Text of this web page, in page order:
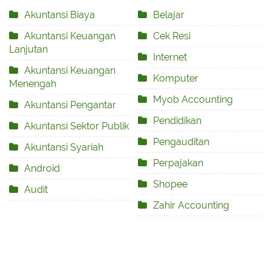
Akuntansi Biaya
Akuntansi Keuangan
Lanjutan
Akuntansi Keuangan
Menengah
Akuntansi Pengantar
Akuntansi Sektor Publik
Akuntansi Syariah
Android
Audit
Belajar
Cek Resi
Internet
Komputer
Myob Accounting
Pendidikan
Pengauditan
Perpajakan
Shopee
Zahir Accounting